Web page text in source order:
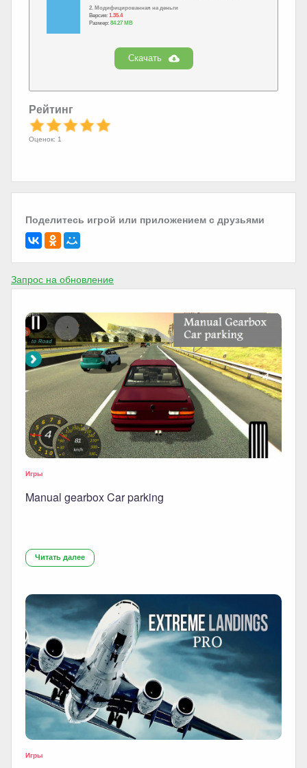
2. Модифицированная на деньги
Версия: 1.35.4
Размер: 84.27 MB
Скачать
Рейтинг
Оценок: 1
Поделитесь игрой или приложением с друзьями
Запрос на обновление
Игры
Manual gearbox Car parking
Читать далее
Игры